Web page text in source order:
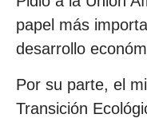
papel más
desarrollo
Por su parte, el
Transición